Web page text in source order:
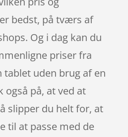
bedst, på tværs af
Og i dag kan du
priser fra
tablet uden brug af en
på, at ved at
slipper du helt for, at
til at passe med de